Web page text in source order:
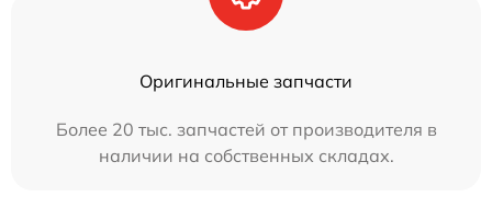
Оригинальные запчасти
Более 20 тыс. запчастей от производителя в
наличии на собственных складах.